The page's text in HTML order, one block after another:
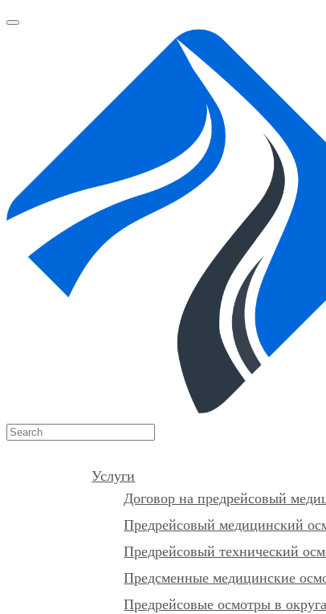
Услуги
Договор на предрейсовый
Предрейсовый медицинский
Предрейсовый технический
Предсменные медицинские
Предрейсовые осмотры в